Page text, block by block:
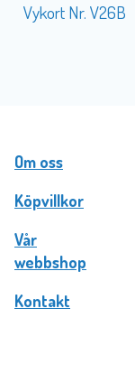
Vykort Nr. V26B
Om oss
Köpvillkor
Vår
webbshop
Kontakt